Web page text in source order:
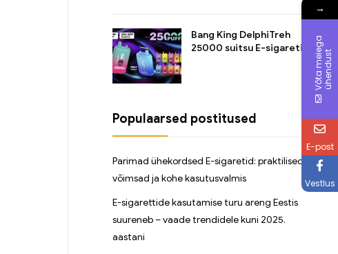
Bang King DelphiTreh
25000 suitsu E-sigareti
Populaarsed postitused
Parimad ühekordsed E-sigaretid: praktilised,
võimsad ja kohe kasutusvalmis
E-sigarettide kasutamise turu areng Eestis
suureneb – vaade trendidele kuni 2025.
aastani
→
V
õ
t
a
m
e
ie
g
a
ü
h
e
n
d
u
st
E-post
Vestlus